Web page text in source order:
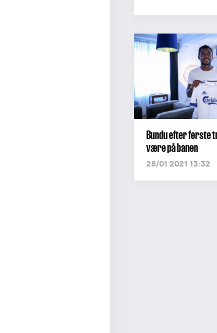
Bundu efter første
være på banen
28/01 2021 13:32